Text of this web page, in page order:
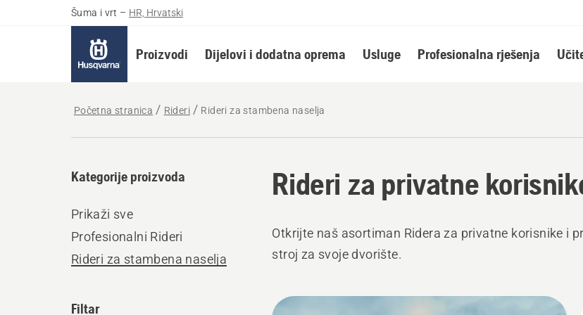
Šuma i vrt – HR, Hrvatski
Proizvodi Dijelovi i dodatna oprema Usluge Profesionalna rješenja
Početna stranica Rideri Rideri za stambena naselja
Rideri za privatne
Kategorije proizvoda
Prikaži sve
Profesionalni Rideri
Rideri za stambena naselja
Filtar
Otkrijte naš asortiman Ridera za privatne korisnike i
stroj za svoje dvorište.
Učitaj